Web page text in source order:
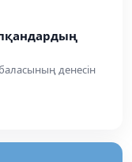
денесін